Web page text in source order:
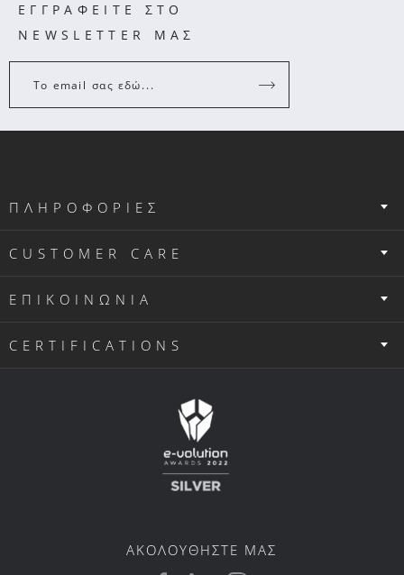
ΕΓΓΡΑΦΕΙΤΕ ΣΤΟ
NEWSLETTER ΜΑΣ
Το email σας εδώ...
ΠΛΗΡΟΦΟΡΙΕΣ
CUSTOMER CARE
ΕΠΙΚΟΙΝΩΝΙΑ
CERTIFICATIONS
ΑΚΟΛΟΥΘΗΣΤΕ ΜΑΣ